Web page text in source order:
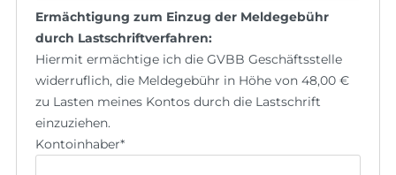
Ermächtigung zum Einzug der Meldegebühr
durch Lastschriftverfahren:
Hiermit ermächtige ich die GVBB Geschäftsstelle
widerruflich, die Meldegebühr in Höhe von 48,00 €
zu Lasten meines Kontos durch die Lastschrift
einzuziehen.
Kontoinhaber*